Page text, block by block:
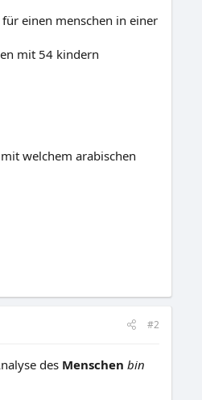
einen menschen in einer
mit 54 kindern
welchem arabischen
#2
des Menschen bin